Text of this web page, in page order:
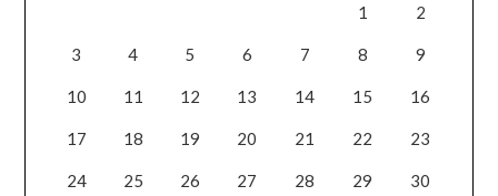
1
2
3 4 5 6 7 8 9
10 11 12 13 14 15 16
17 18 19 20 21 22 23
24 25 26 27 28 29 30